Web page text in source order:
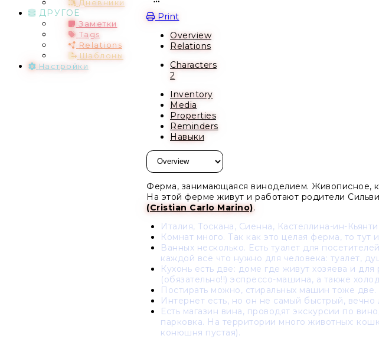
Дневники
ДРУГОЕ
Заметки
Tags
Relations
Шаблоны
Настройки
Print
Overview
Relations
Characters
2
Inventory
Media
Properties
Reminders
Навыки
Ферма, занимающаяся виноделием. Живописное,
На этой ферме живут и работают родители
(Cristian Carlo Marino).
Италия, Тоскана, Сиенна, Кастеллина-ин-
Комнат много. Так как это целая ферма, то тут
Ванных несколько. Есть туалет для
каждой всё что нужно для человека: туалет,
Кухонь есть две: доме где живут хозяева и
(обязательно!!) эспрессо-машина, а также
Постирать можно, стиральных машин тоже
Интернет есть, но он не самый быстрый, вечно
Есть магазин вина, проводят экскурсии по
парковка. На территории много животных:
конюшня пустая).